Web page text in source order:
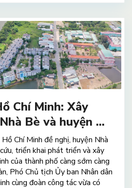
Chí Minh: Xây
Bè và huyện ...
Chí Minh đề nghị, huyện Nhà
triển khai phát triển và xây
của thành phố càng sớm càng
Phó Chủ tịch Ủy ban Nhân dân
cùng đoàn công tác vừa có